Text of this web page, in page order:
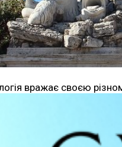
вражає своєю